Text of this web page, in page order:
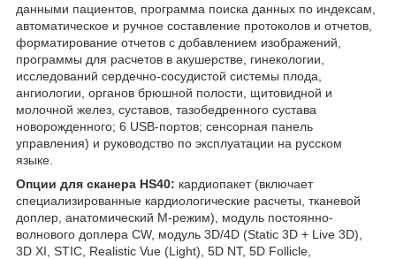
данными пациентов, программа поиска данных по индексам,
автоматическое и ручное составление протоколов и отчетов,
форматирование отчетов с добавлением изображений,
программы для расчетов в акушерстве, гинекологии,
исследований сердечно-сосудистой системы плода,
ангиологии, органов брюшной полости, щитовидной и
молочной желез, суставов, тазобедренного сустава
новорожденного; 6 USB-портов; сенсорная панель
управления) и руководство по эксплуатации на русском
языке.
Опции для сканера HS40: кардиопакет (включает
специализированные кардиологические расчеты, тканевой
доплер, анатомический М-режим), модуль постоянно-
волнового доплера CW, модуль 3D/4D (Static 3D + Live 3D),
3D XI, STIC, Realistic Vue (Light), 5D NT, 5D Follicle,